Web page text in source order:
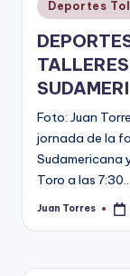
Publicado
en
Deportes
Foto: Juan
jornada de la
Sudamericana
Toro a las 7:30…
Publicado
Juan Torres